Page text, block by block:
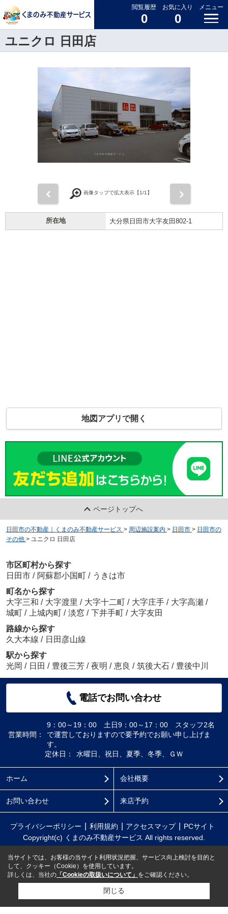
閲覧履歴
0
お気に入り
0
メニュー
ユニクロ 日田店
画像タップで拡大表示【1/1】
所在地 大分県日田市大字友田802-1
地図アプリで開く
ページトップへ
日田市の不動産｜くまのみ不動産サービス > 周辺施設案内 > 日田市 > 日田市の
その他 > ユニクロ 日田店
市区町村から探す
日田市 / 阿蘇郡小国町 / うきは市
町名から探す
大字三和 / 大字渡里 / 大字十二町 / 大字庄手 / 大字高瀬 /
城町 / 上城内町 / 淡窓 / 下井手町 / 大字友田
路線から探す
久大本線 / 日田彦山線
駅から探す
光岡 / 日田 / 豊後三芳 / 夜明 / 恵良 / 筑後大石 / 豊後中川
電話でお問い合わせ
営業時間：
9：00～19：00 土日9：00～17：00 スタッフ2名
で運営しておりますので要予約でお願い申し上げま
す。
定休日：
水曜日、祝日、夏季、冬季、ＧＷ
ホーム 会社概要
お問い合わせ 来店予約
プライバシーポリシー 利用規約 アクセスマップ
PCサイト
Copyright(c) くまのみ不動産サービス All rights reserved.
当サイトでは、お客様の当サイト利用状況把握、サービス向上検討を目的と
して、クッキー（Cookie）を使用しています。
詳しくは、当社の 「Cookieの取扱いについて」 をご確認ください。
閉じる